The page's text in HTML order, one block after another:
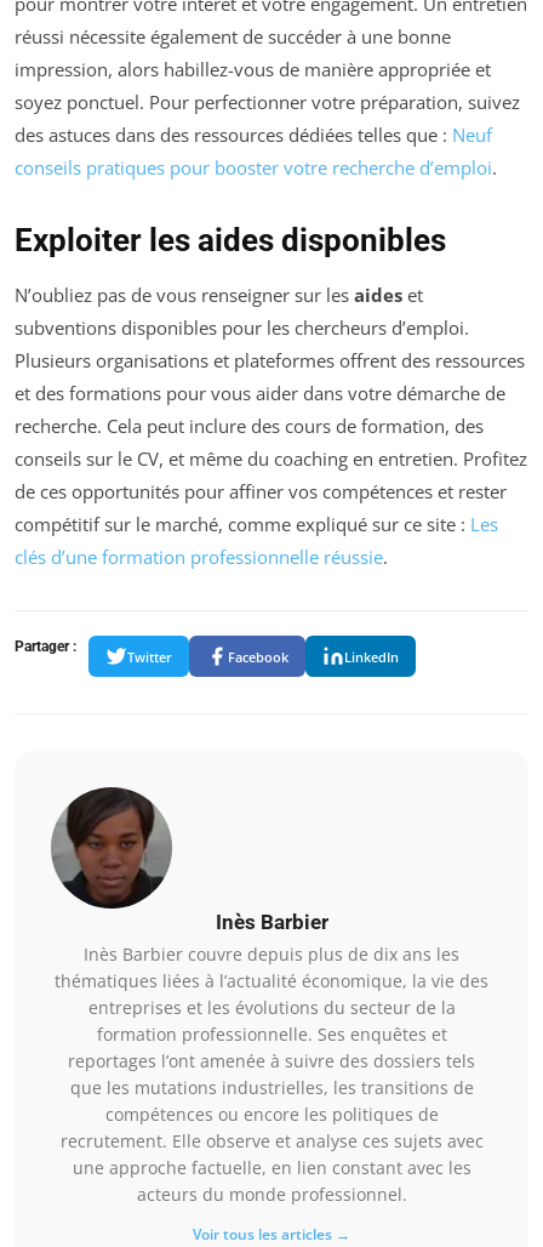
réussi nécessite également de succéder à une bonne
impression, alors habillez-vous de manière appropriée et
soyez ponctuel. Pour perfectionner votre préparation, suivez
des astuces dans des ressources dédiées telles que : Neuf
conseils pratiques pour booster votre recherche d’emploi.
Exploiter les aides disponibles
N’oubliez pas de vous renseigner sur les aides et
subventions disponibles pour les chercheurs d’emploi.
Plusieurs organisations et plateformes offrent des ressources
et des formations pour vous aider dans votre démarche de
recherche. Cela peut inclure des cours de formation, des
conseils sur le CV, et même du coaching en entretien. Profitez
de ces opportunités pour affiner vos compétences et rester
compétitif sur le marché, comme expliqué sur ce site : Les
clés d’une formation professionnelle réussie.
Partager :
Twitter Facebook LinkedIn
Inès Barbier
Inès Barbier couvre depuis plus de dix ans les
thématiques liées à l’actualité économique, la vie des
entreprises et les évolutions du secteur de la
formation professionnelle. Ses enquêtes et
reportages l’ont amenée à suivre des dossiers tels
que les mutations industrielles, les transitions de
compétences ou encore les politiques de
recrutement. Elle observe et analyse ces sujets avec
une approche factuelle, en lien constant avec les
acteurs du monde professionnel.
Voir tous les articles →